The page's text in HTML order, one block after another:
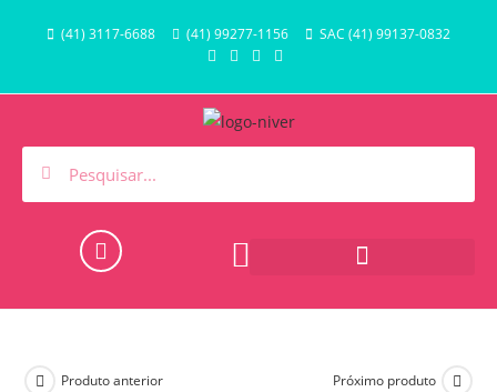
(41) 3117-6688 (41) 99277-1156 SAC (41) 99137-0832
Produto anterior Próximo produto